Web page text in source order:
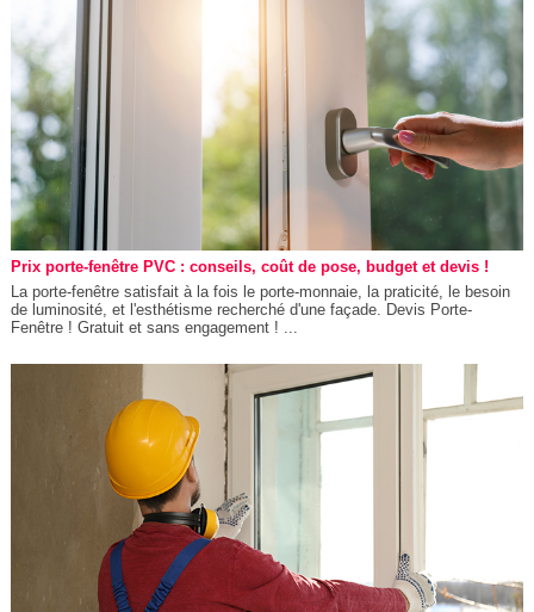
Prix porte-fenêtre PVC : conseils, coût de pose, budget et devis !
La porte-fenêtre satisfait à la fois le porte-monnaie, la praticité, le besoin
de luminosité, et l'esthétisme recherché d'une façade. Devis Porte-
Fenêtre ! Gratuit et sans engagement ! ...